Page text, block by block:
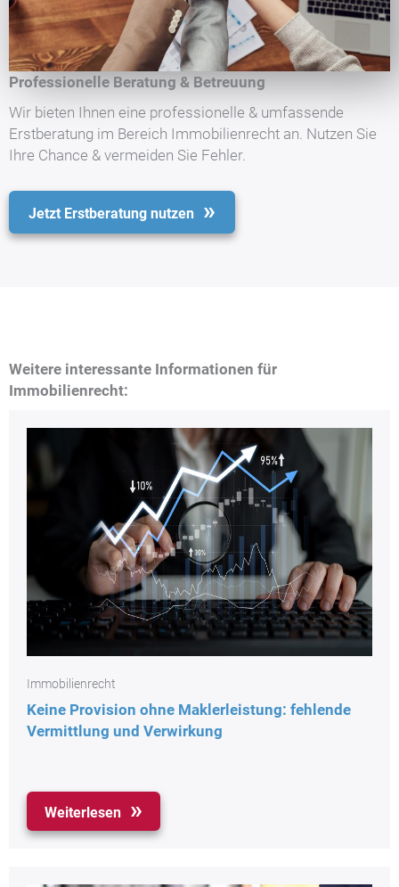
Professionelle Beratung & Betreuung
Wir bieten Ihnen eine professionelle & umfassende
Erstberatung im Bereich Immobilienrecht an. Nutzen Sie
Ihre Chance & vermeiden Sie Fehler.
Jetzt Erstberatung nutzen
Weitere interessante Informationen für
Immobilienrecht:
Immobilienrecht
Keine Provision ohne Maklerleistung: fehlende
Vermittlung und Verwirkung
Weiterlesen